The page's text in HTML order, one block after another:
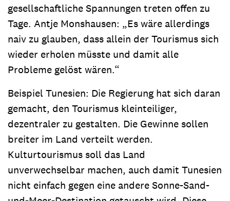
gesellschaftliche Spannungen treten offen zu
Tage. Antje Monshausen: „Es wäre allerdings
naiv zu glauben, dass allein der Tourismus sich
wieder erholen müsste und damit alle
Probleme gelöst wären.“
Beispiel Tunesien: Die Regierung hat sich daran
gemacht, den Tourismus kleinteiliger,
dezentraler zu gestalten. Die Gewinne sollen
breiter im Land verteilt werden.
Kulturtourismus soll das Land
unverwechselbar machen, auch damit Tunesien
nicht einfach gegen eine andere Sonne-Sand-